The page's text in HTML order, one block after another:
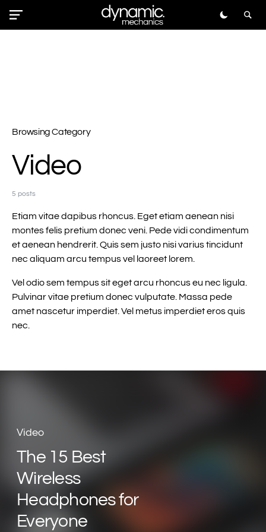
Browsing Category
Video
5 posts
Etiam vitae dapibus rhoncus. Eget etiam aenean nisi
montes felis pretium donec veni. Pede vidi condimentum
et aenean hendrerit. Quis sem justo nisi varius tincidunt
nec aliquam arcu tempus vel laoreet lorem.
Vel odio sem tempus sit eget arcu rhoncus eu nec ligula.
Pulvinar vitae pretium donec vulputate. Massa pede
amet nascetur imperdiet. Vel metus imperdiet eros quis
nec.
Video
The 15 Best
Wireless
Headphones for
Everyone